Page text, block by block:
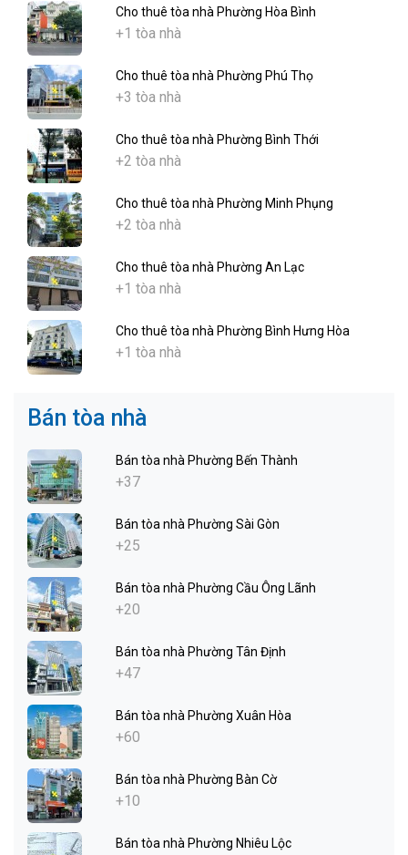
Cho thuê tòa nhà Phường Hòa Bình
+1 tòa nhà
Cho thuê tòa nhà Phường Phú Thọ
+3 tòa nhà
Cho thuê tòa nhà Phường Bình Thới
+2 tòa nhà
Cho thuê tòa nhà Phường Minh Phụng
+2 tòa nhà
Cho thuê tòa nhà Phường An Lạc
+1 tòa nhà
Cho thuê tòa nhà Phường Bình Hưng Hòa
+1 tòa nhà
Bán tòa nhà
Bán tòa nhà Phường Bến Thành
+37
Bán tòa nhà Phường Sài Gòn
+25
Bán tòa nhà Phường Cầu Ông Lãnh
+20
Bán tòa nhà Phường Tân Định
+47
Bán tòa nhà Phường Xuân Hòa
+60
Bán tòa nhà Phường Bàn Cờ
+10
Bán tòa nhà Phường Nhiêu Lộc